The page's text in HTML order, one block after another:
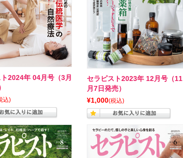
2024年 04月号（3月
込)
セラピスト2023年 12月号（11
月7日発売）
¥1,000(税込)